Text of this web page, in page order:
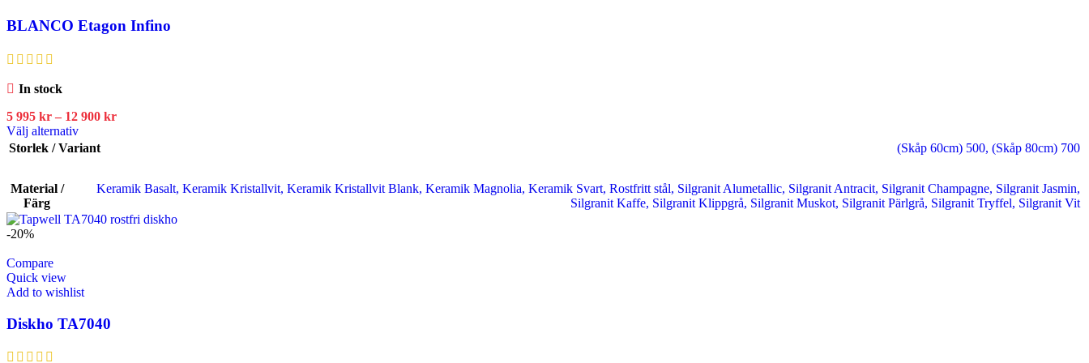
BLANCO Etagon Infino
In stock
5 995 kr – 12 900 kr
Välj alternativ
Storlek / Variant
(Skåp 60cm) 500, (Skåp 80cm) 700
Material /
Färg
Keramik Basalt, Keramik Kristallvit, Keramik Kristallvit Blank, Keramik Magnolia, Keramik Svart, Rostfritt stål, Silgranit Alumetallic, Silgranit Antracit, Silgranit Champagne, Silgranit Jasmin,
Silgranit Kaffe, Silgranit Klippgrå, Silgranit Muskot, Silgranit Pärlgrå, Silgranit Tryffel, Silgranit Vit
-20%
Compare
Quick view
Add to wishlist
Diskho TA7040